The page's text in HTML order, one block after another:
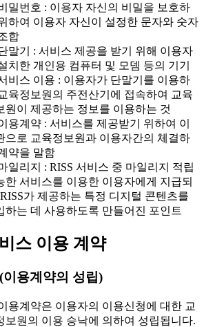
밀번호 : 이용자 자신의 비밀을 보호하
하여 이용자 자신이 설정한 문자와 숫자
합
말기 : 서비스 제공을 받기 위해 이용자
치한 개인용 컴퓨터 및 모뎀 등의 기기
비스 이용 : 이용자가 단말기를 이용하
육정보원의 주전산기에 접속하여 교육
원이 제공하는 정보를 이용하는 것
용계약 : 서비스를 제공받기 위하여 이
으로 교육정보원과 이용자간의 체결하
약을 말함
일리지 : RISS 서비스 중 마일리지 적립
한 서비스를 이용한 이용자에게 지급되
가 제공하는 특정 디지털 콘텐츠를
하는 데 사용하도록 만들어진 포인트
스 이용 계약
이용계약의 성립)
용계약은 이용자의 이용신청에 대한 교
보원의 이용 승낙에 의하여 성립됩니다.